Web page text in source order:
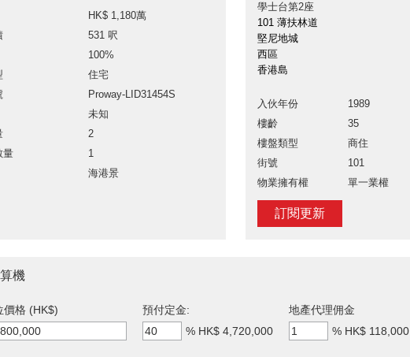
HK$ 1,180萬
531 呎
100%
住宅
Proway-LID31454S
未知
2
量
1
海港景
學士台第2座
101 薄扶林道
堅尼地城
西區
香港島
入伙年份
1989
樓齡
35
樓盤類型
商住
街號
101
物業擁有權
單一業權
訂閱更新
機
價格 (HK$)
預付定金:
% HK$ 4,720,000
地產代理佣金
% HK$ 118,000